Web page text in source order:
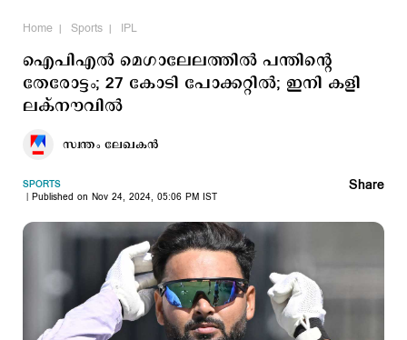
Home Sports IPL
ഐപിഎല്‍ മെഗാലേലത്തില്‍ പന്തിന്‍റെ
തേരോട്ടം; 27 കോടി പോക്കറ്റില്‍; ഇനി കളി
ലക്നൗവില്‍
സ്വന്തം ലേഖകൻ
SPORTS
Published on Nov 24, 2024, 05:06 PM IST
Share